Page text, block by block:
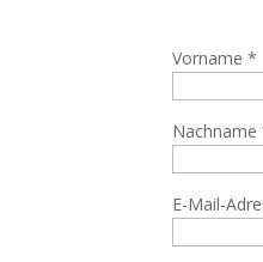
Vorname *
Nachname
E-Mail-